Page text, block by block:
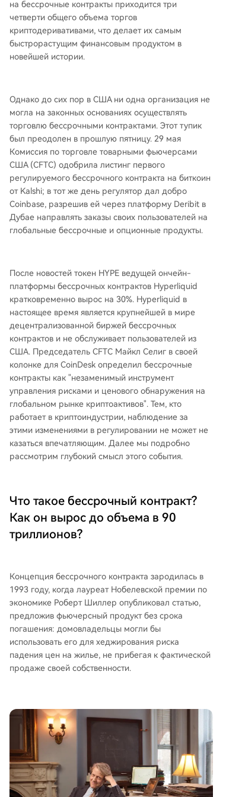
оздаёт два раздельных сегмента: консервати
вный институциональный (США) и высокориск
ованный спекулятивный (офшоры). Одним из
бенефициаров новостей стал крупнейший де
централизованный протокол Hyperliquid (HYP
ет взрывной рост, расширяя предложение на
товары (нефть, золото), акции и даже прогноз
ные рынки. Продуктовая модель Hyperliquid т
еперь изучается традиционными биржами, та
кими как ICE. Легализация в США подтвержда
ет легитимность всего рынка бессрочных конт
рактов. Этот продукт, благодаря своей эффект
ивности (низкие...
на бессрочные контракты приходится три
четверти общего объема торгов
криптодеривативами, что делает их самым
быстрорастущим финансовым продуктом в
новейшей истории.
Однако до сих пор в США ни одна организация не
могла на законных основаниях осуществлять
торговлю бессрочными контрактами. Этот тупик
был преодолен в прошлую пятницу. 29 мая
Комиссия по торговле товарными фьючерсами
США (CFTC) одобрила листинг первого
регулируемого бессрочного контракта на биткоин
от Kalshi; в тот же день регулятор дал добро
Coinbase, разрешив ей через платформу Deribit в
Дубае направлять заказы своих пользователей на
глобальные бессрочные и опционные продукты.
После новостей токен HYPE ведущей ончейн-
платформы бессрочных контрактов Hyperliquid
кратковременно вырос на 30%. Hyperliquid в
настоящее время является крупнейшей в мире
децентрализованной биржей бессрочных
контрактов и не обслуживает пользователей из
США. Председатель CFTC Майкл Селиг в своей
колонке для CoinDesk определил бессрочные
контракты как "незаменимый инструмент
управления рисками и ценового обнаружения на
глобальном рынке криптоактивов". Тем, кто
работает в криптоиндустрии, наблюдение за
этими изменениями в регулировании не может не
казаться впечатляющим. Далее мы подробно
рассмотрим глубокий смысл этого события.
Что такое бессрочный контракт?
Как он вырос до объема в 90
триллионов?
Концепция бессрочного контракта зародилась в
1993 году, когда лауреат Нобелевской премии по
экономике Роберт Шиллер опубликовал статью,
предложив фьючерсный продукт без срока
погашения: домовладельцы могли бы
использовать его для хеджирования риска
падения цен на жилье, не прибегая к фактической
продаже своей собственности.